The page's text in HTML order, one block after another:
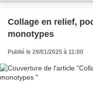
textes et en images,...
Collage en relief,
monotypes
Publié le 29/01/2025 à 11:00